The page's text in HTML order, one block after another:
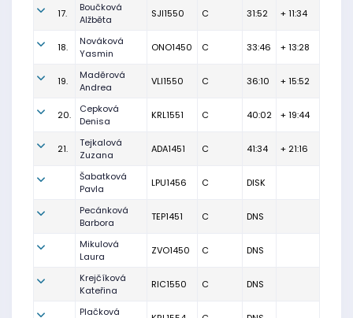
17.
Boučková
Alžběta
SJI1550 C 31:52 + 11:34
18.
Nováková
Yasmin
ONO1450 C 33:46 + 13:28
19.
Maděrová
Andrea
VLI1550 C 36:10 + 15:52
20.
Cepková
Denisa
KRL1551 C 40:02 + 19:44
21.
Tejkalová
Zuzana
ADA1451 C 41:34 + 21:16
Šabatková
Pavla
LPU1456 C DISK
Pecánková
Barbora
TEP1451 C DNS
Mikulová
Laura
ZVO1450 C DNS
Krejčíková
Kateřina
RIC1550 C DNS
Plačková